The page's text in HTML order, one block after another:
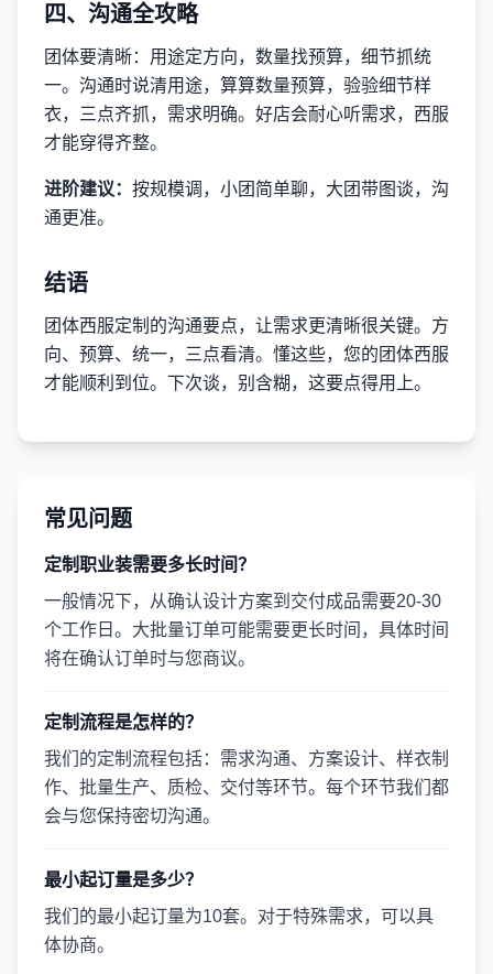
四、沟通全攻略
团体要清晰：用途定方向，数量找预算，细节抓统
一。沟通时说清用途，算算数量预算，验验细节样
衣，三点齐抓，需求明确。好店会耐心听需求，西服
才能穿得齐整。
进阶建议： 按规模调，小团简单聊，大团带图谈，沟
通更准。
结语
团体西服定制的沟通要点，让需求更清晰很关键。方
向、预算、统一，三点看清。懂这些，您的团体西服
才能顺利到位。下次谈，别含糊，这要点得用上。
常见问题
定制职业装需要多长时间？
一般情况下，从确认设计方案到交付成品需要20-30
个工作日。大批量订单可能需要更长时间，具体时间
将在确认订单时与您商议。
定制流程是怎样的？
我们的定制流程包括：需求沟通、方案设计、样衣制
作、批量生产、质检、交付等环节。每个环节我们都
会与您保持密切沟通。
最小起订量是多少？
我们的最小起订量为10套。对于特殊需求，可以具
体协商。